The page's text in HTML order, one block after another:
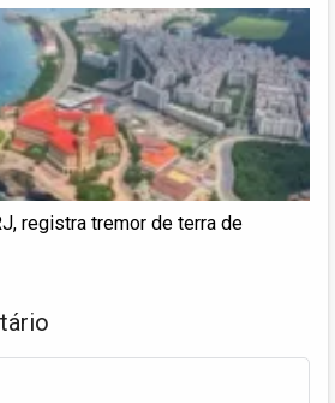
registra tremor de terra de